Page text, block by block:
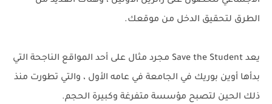
الطرق لتحقيق الدخل من موقعك.
يعد Save the Student مجرد مثال على أحد المواقع الناجحة التي
بدأها أوين بوريك في الجامعة في عامه الأول ، والتي تطورت منذ
ذلك الحين لتصبح مؤسسة متفرغة وكبيرة الحجم.